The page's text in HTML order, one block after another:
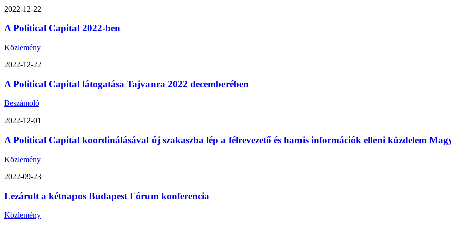
2022-12-22
A Political Capital 2022-ben
Közlemény
2022-12-22
A Political Capital látogatása Tajvanra 2022 decemberében
Beszámoló
2022-12-01
A Political Capital koordinálásával új szakaszba lép a félrevezető és hamis információk elleni küzdelem
Közlemény
2022-09-23
Lezárult a kétnapos Budapest Fórum konferencia
Közlemény